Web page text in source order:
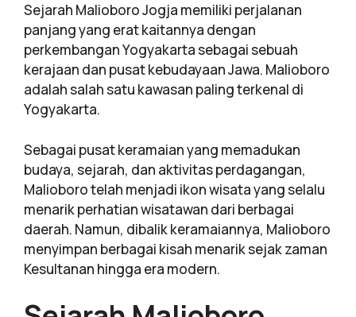
Sejarah Malioboro Jogja memiliki perjalanan
panjang yang erat kaitannya dengan
perkembangan Yogyakarta sebagai sebuah
kerajaan dan pusat kebudayaan Jawa. Malioboro
adalah salah satu kawasan paling terkenal di
Yogyakarta.
Sebagai pusat keramaian yang memadukan
budaya, sejarah, dan aktivitas perdagangan,
Malioboro telah menjadi ikon wisata yang selalu
menarik perhatian wisatawan dari berbagai
daerah. Namun, dibalik keramaiannya, Malioboro
menyimpan berbagai kisah menarik sejak zaman
Kesultanan hingga era modern.